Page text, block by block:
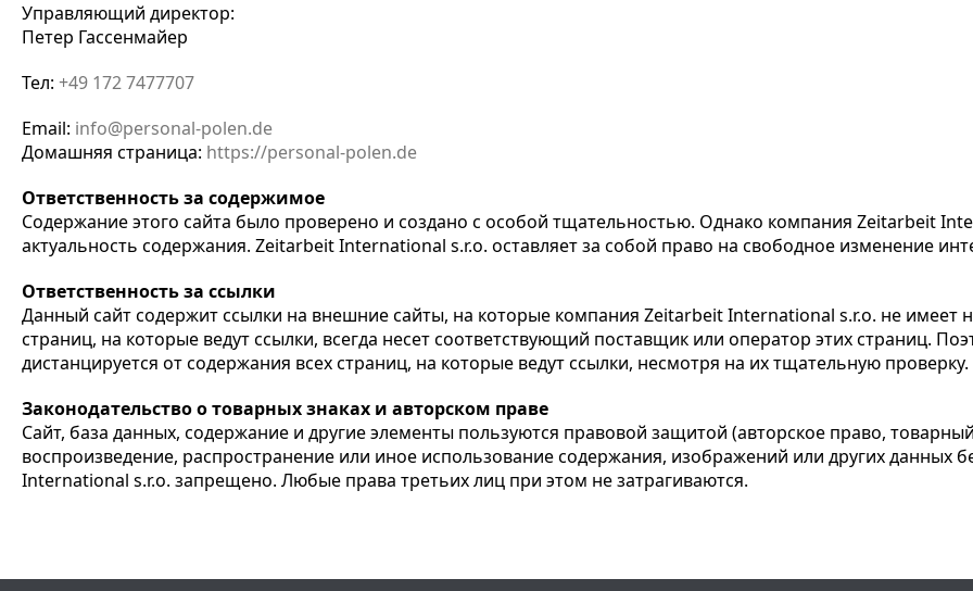
Управляющий директор:
Петер Гассенмайер
Тел: +49 172 7477707
Email: info@personal-polen.de
Домашняя страница: https://personal-polen.de
Ответственность за содержимое
Содержание этого сайта было проверено и создано с особой тщательностью. Однако компания Zeitarbeit
актуальность содержания. Zeitarbeit International s.r.o. оставляет за собой право на свободное изменение
Ответственность за ссылки
Данный сайт содержит ссылки на внешние сайты, на которые компания Zeitarbeit International s.r.o. не имеет
страниц, на которые ведут ссылки, всегда несет соответствующий поставщик или оператор этих страниц.
дистанцируется от содержания всех страниц, на которые ведут ссылки, несмотря на их тщательную проверку.
Законодательство о товарных знаках и авторском праве
Сайт, база данных, содержание и другие элементы пользуются правовой защитой (авторское право,
воспроизведение, распространение или иное использование содержания, изображений или других данных
International s.r.o. запрещено. Любые права третьих лиц при этом не затрагиваются.